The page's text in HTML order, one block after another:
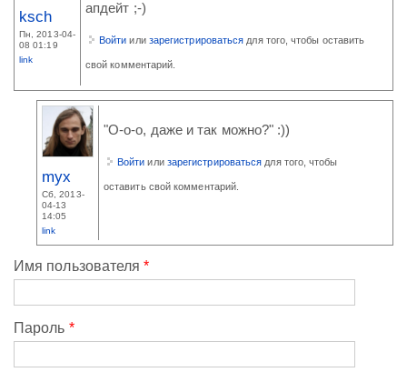
ksch
Пн, 2013-04-
08 01:19
link
апдейт ;-)
Войти или зарегистрироваться для того, чтобы оставить
свой комментарий.
myx
Сб, 2013-
04-13
14:05
link
"О-о-о, даже и так можно?" :))
Войти или зарегистрироваться для того, чтобы
оставить свой комментарий.
Имя пользователя*
Пароль *